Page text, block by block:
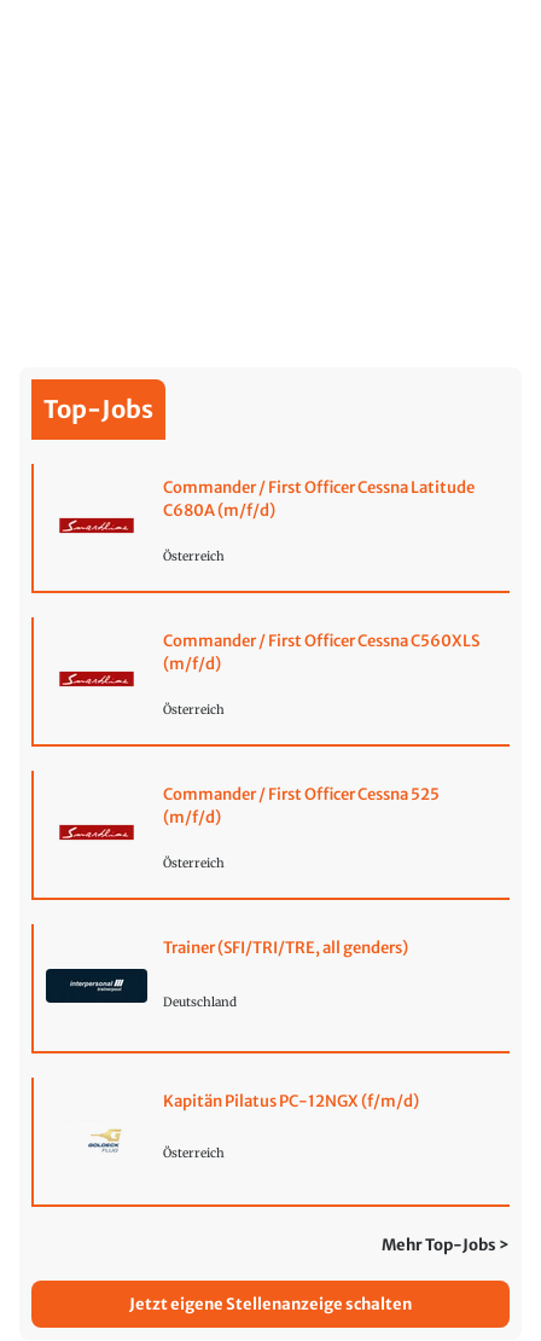
Top-Jobs
Commander / First Officer Cessna Latitude
C680A (m/f/d)
Österreich
Commander / First Officer Cessna C560XLS
(m/f/d)
Österreich
Commander / First Officer Cessna 525
(m/f/d)
Österreich
Trainer (SFI/TRI/TRE, all genders)
Deutschland
Kapitän Pilatus PC-12NGX (f/m/d)
Österreich
Mehr Top-Jobs >
Jetzt eigene Stellenanzeige schalten